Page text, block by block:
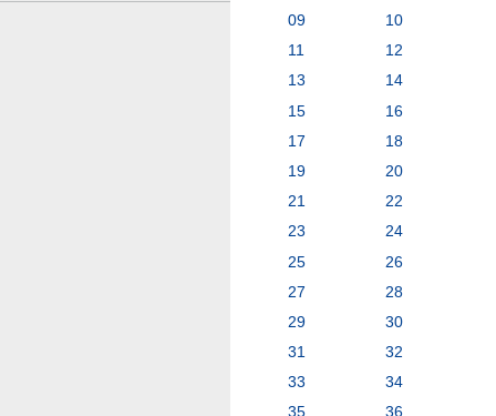
09
10
11
12
13
14
15
16
17
18
19
20
21
22
23
24
25
26
27
28
29
30
31
32
33
34
35
36